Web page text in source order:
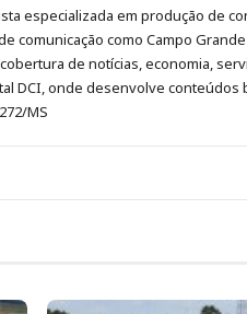
especializada em produção de
comunicação como Campo
de notícias, economia,
DCI, onde desenvolve
MS